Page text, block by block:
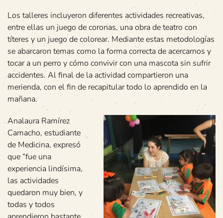
Los talleres incluyeron diferentes actividades recreativas,
entre ellas un juego de coronas, una obra de teatro con
títeres y un juego de colorear. Mediante estas metodologías
se abarcaron temas como la forma correcta de acercarnos y
tocar a un perro y cómo convivir con una mascota sin sufrir
accidentes. Al final de la actividad compartieron una
merienda, con el fin de recapitular todo lo aprendido en la
mañana.
Analaura Ramírez
Camacho, estudiante
de Medicina, expresó
que “fue una
experiencia lindísima,
las actividades
quedaron muy bien, y
todas y todos